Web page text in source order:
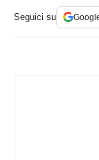
Seguici su